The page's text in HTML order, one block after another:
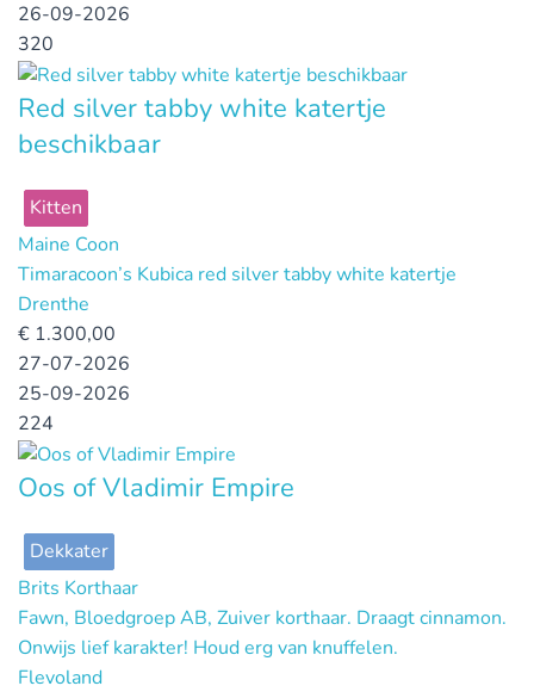
26-09-2026
320
Red silver tabby white katertje
beschikbaar
Kitten
Maine Coon
Timaracoon’s Kubica red silver tabby white katertje
Drenthe
€ 1.300,00
27-07-2026
25-09-2026
224
Oos of Vladimir Empire
Dekkater
Brits Korthaar
Fawn, Bloedgroep AB, Zuiver korthaar. Draagt cinnamon.
Onwijs lief karakter! Houd erg van knuffelen.
Flevoland